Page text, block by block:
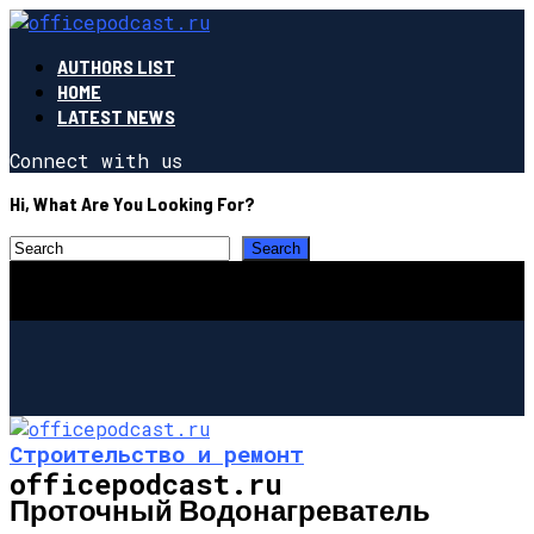
AUTHORS LIST
HOME
LATEST NEWS
Connect with us
Hi, What Are You Looking For?
officepodcast.ru
Строительство и ремонт
Проточный Водонагреватель